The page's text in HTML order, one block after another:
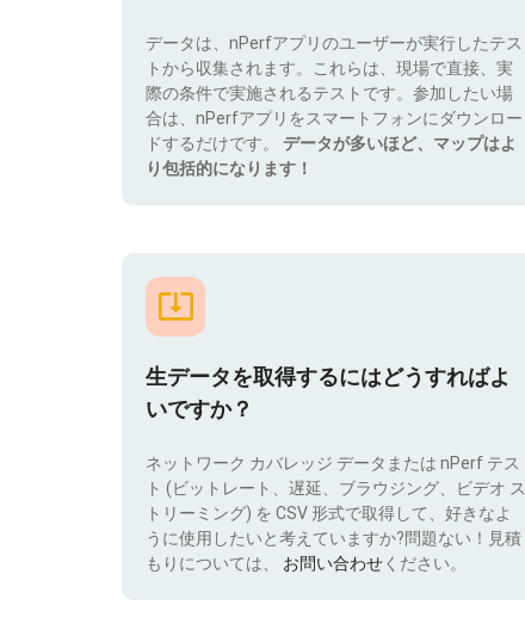
データは、nPerfアプリのユーザーが実行したテス
トから収集されます。これらは、現場で直接、実
際の条件で実施されるテストです。参加したい場
合は、nPerfアプリをスマートフォンにダウンロー
ドするだけです。 データが多いほど、マップはよ
り包括的になります！
生データを取得するにはどうすればよ
いですか？
ネットワーク カバレッジ データまたは nPerf テス
ト (ビットレート、遅延、ブラウジング、ビデオ ス
トリーミング) を CSV 形式で取得して、好きなよ
うに使用したいと考えていますか?問題ない！見積
もりについては、 お問い合わせください。